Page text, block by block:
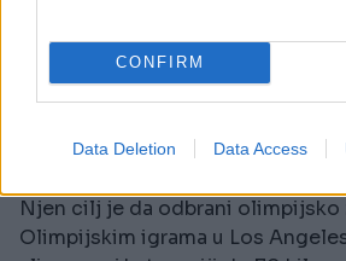
CONFIRM
Data Deletion Data Access
Početkom ove godine zvanično
u profesionalni boks. Trebala je
boksovati protiv njemačke
zadobila tokom priprema.
Njen cilj je da odbrani olimpijsko
Olimpijskim igrama u Los